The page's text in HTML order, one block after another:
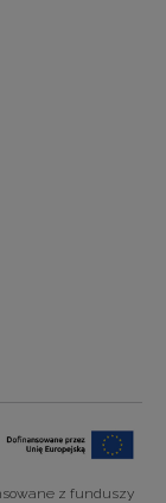
z funduszy